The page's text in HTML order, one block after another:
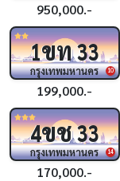
950,000.-
10
1ขท33
กรุงเทพมหานคร
199,000.-
14
4ขช33
กรุงเทพมหานคร
170,000.-